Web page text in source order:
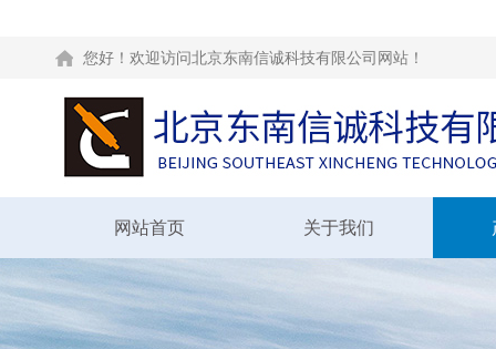
您好！欢迎访问北京东南信诚科技有限公司网站！
网站首页 关于我们